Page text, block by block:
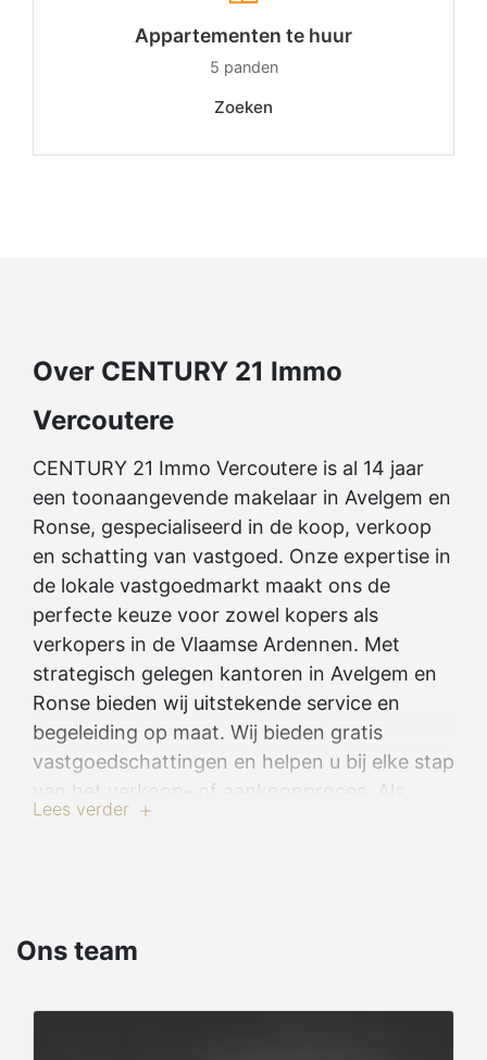
Appartementen te huur
5 panden
Zoeken
Over CENTURY 21 Immo
Vercoutere
CENTURY 21 Immo Vercoutere is al 14 jaar
een toonaangevende makelaar in Avelgem en
Ronse, gespecialiseerd in de koop, verkoop
en schatting van vastgoed. Onze expertise in
de lokale vastgoedmarkt maakt ons de
perfecte keuze voor zowel kopers als
verkopers in de Vlaamse Ardennen. Met
strategisch gelegen kantoren in Avelgem en
Ronse bieden wij uitstekende service en
begeleiding op maat. Wij bieden gratis
vastgoedschattingen en helpen u bij elke stap
van het verkoop- of aankoopproces. Als
onderdeel van het wereldwijde CENTURY 21-
professionele vastgoedbegeleiding in
Avelgem en Ronse!
Lees verder
Ons team